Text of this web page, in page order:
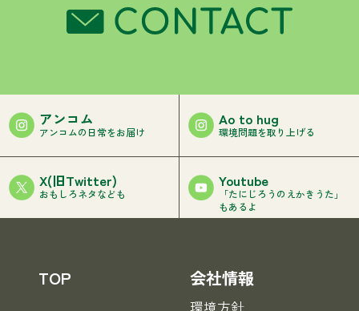
アンコム
アンコムの日常をお届け
Ao to hug
環境問題を取り上げる
X(旧Twitter)
おもしろネタなども
Youtube
「たにじろうのえかきうた」
もあるよ
TOP 会社情報
環境方針